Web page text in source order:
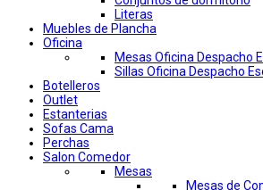
Literas
Muebles de Plancha
Oficina
Mesas Oficina Despacho
Sillas Oficina Despacho
Botelleros
Outlet
Estanterias
Sofas Cama
Perchas
Salon Comedor
Mesas
Mesas de